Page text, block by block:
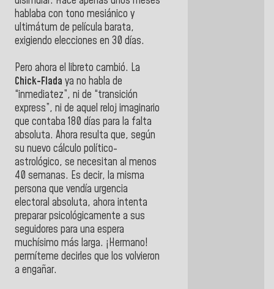
hablaba con tono mesiánico y
ultimátum de película barata,
exigiendo elecciones en 30 días.
Pero ahora el libreto cambió. La
Chick-Flada ya no habla de
“inmediatez”, ni de “transición
express”, ni de aquel reloj imaginario
que contaba 180 días para la falta
absoluta. Ahora resulta que, según
su nuevo cálculo político-
astrológico, se necesitan al menos
40 semanas. Es decir, la misma
persona que vendía urgencia
electoral absoluta, ahora intenta
preparar psicológicamente a sus
seguidores para una espera
muchísimo más larga. ¡Hermano!
permíteme decirles que los volvieron
a engañar.